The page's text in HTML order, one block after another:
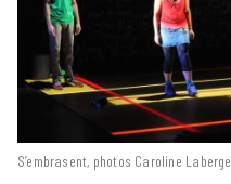
S’embrasent, photos Caroline Laberge